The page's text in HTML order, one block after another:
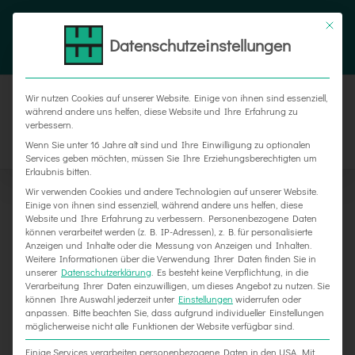
Zum
FacebookInstagram
Xing
Zeige
grösseres
Bild
Datenschutzeinstellungen
Wir nutzen Cookies auf unserer Website. Einige von ihnen sind essenziell,
während andere uns helfen, diese Website und Ihre Erfahrung zu
verbessern.
Wenn Sie unter 16 Jahre alt sind und Ihre Einwilligung zu optionalen
Services geben möchten, müssen Sie Ihre Erziehungsberechtigten um
Erlaubnis bitten.
Wir verwenden Cookies und andere Technologien auf unserer Website.
Einige von ihnen sind essenziell, während andere uns helfen, diese
Website und Ihre Erfahrung zu verbessern. Personenbezogene Daten
können verarbeitet werden (z. B. IP-Adressen), z. B. für personalisierte
Anzeigen und Inhalte oder die Messung von Anzeigen und Inhalten.
Weitere Informationen über die Verwendung Ihrer Daten finden Sie in
unserer Datenschutzerklärung Es besteht keine Verpflichtung, in die
Verarbeitung Ihrer Daten einzuwilligen, um dieses Angebot zu nutzen. Sie
können Ihre Auswahl jederzeit unter Einstellungen widerrufen oder
anpassen. Bitte beachten Sie, dass aufgrund individueller Einstellungen
möglicherweise nicht alle Funktionen der Website verfügbar sind.
Einige Services verarbeiten personenbezogene Daten in den USA. Mit